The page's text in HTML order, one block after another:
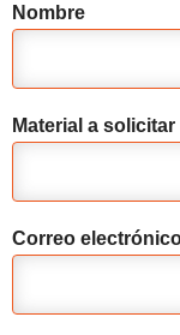
Nombre
Material a solicitar
Correo